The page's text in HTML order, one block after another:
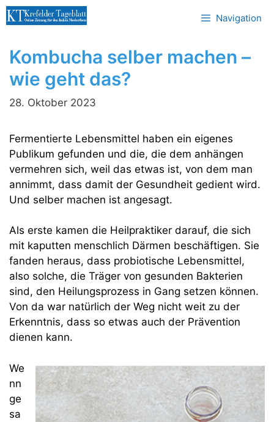
Zum
Inhalt
Navigation
Kombucha selber machen –
wie geht das?
28. Oktober 2023
Fermentierte Lebensmittel haben ein eigenes
Publikum gefunden und die, die dem anhängen
vermehren sich, weil das etwas ist, von dem man
annimmt, dass damit der Gesundheit gedient wird.
Und selber machen ist angesagt.
Als erste kamen die Heilpraktiker darauf, die sich
mit kaputten menschlich Därmen beschäftigen. Sie
fanden heraus, dass probiotische Lebensmittel,
also solche, die Träger von gesunden Bakterien
sind, den Heilungsprozess in Gang setzen können.
Von da war natürlich der Weg nicht weit zu der
Erkenntnis, dass so etwas auch der Prävention
dienen kann.
We
nn
ge
sa